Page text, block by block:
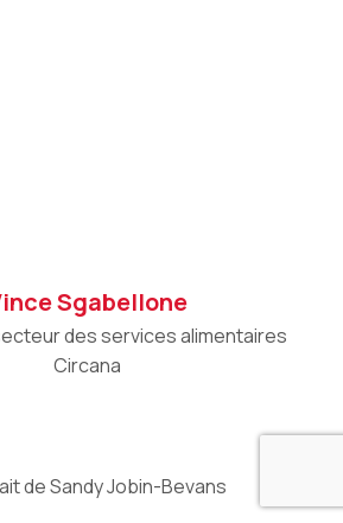
Sgabellone
des services alimentaires
Circana